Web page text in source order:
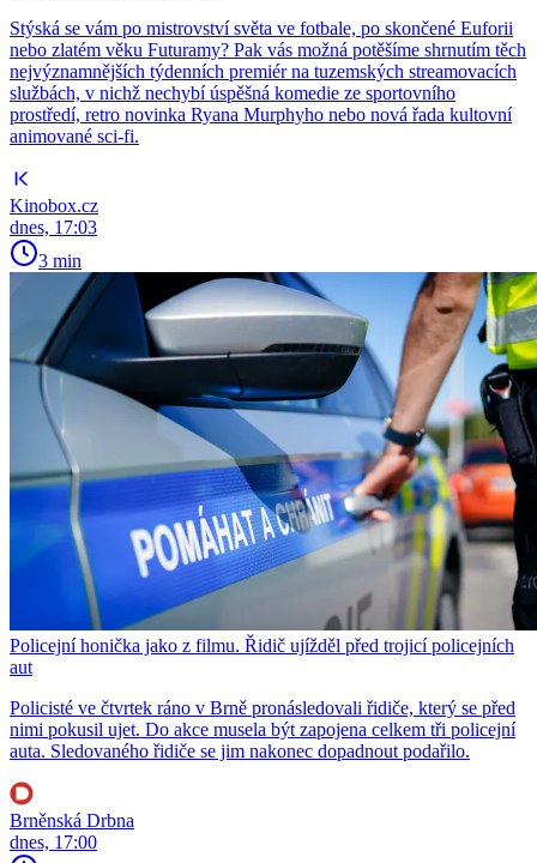
Stýská se vám po mistrovství světa ve fotbale, po skončené Euforii
nebo zlatém věku Futuramy? Pak vás možná potěšíme shrnutím těch
nejvýznamnějších týdenních premiér na tuzemských streamovacích
službách, v nichž nechybí úspěšná komedie ze sportovního
prostředí, retro novinka Ryana Murphyho nebo nová řada kultovní
animované sci-fi.
Kinobox.cz
dnes, 17:03
3 min
Policejní honička jako z filmu. Řidič ujížděl před trojicí policejních
aut
Policisté ve čtvrtek ráno v Brně pronásledovali řidiče, který se před
nimi pokusil ujet. Do akce musela být zapojena celkem tři policejní
auta. Sledovaného řidiče se jim nakonec dopadnout podařilo.
Brněnská Drbna
dnes, 17:00